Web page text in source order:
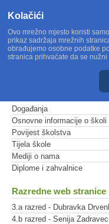
Događanja
Osnovne informacije o školi
Povijest školstva
Tijela škole
Mediji o nama
Diplome i zahvalnice
Razredne web stranice
3.a razred - Dubravka
4.b razred - Senija
Kolačići
Ovo mrežno mjesto koristi
prikaz sadržaja mrežnih
obrađujemo osobne podatke
stranica prihvaćate da se